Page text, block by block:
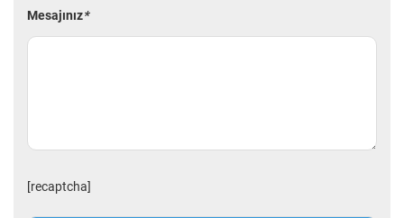
Mesajınız*
[recaptcha]